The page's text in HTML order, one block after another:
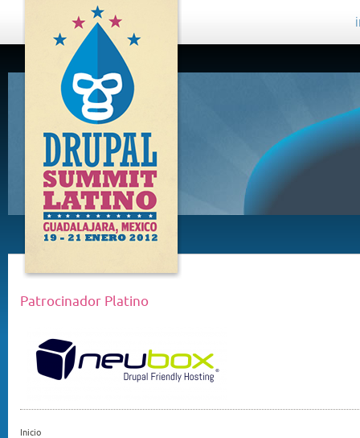
DRUPAL
SUMMIT
LATINO,
GUADALAJARA
2012
Patrocinador Platino
Inicio